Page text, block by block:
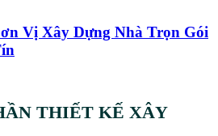
Vị Xây Dựng Nhà Trọn Gói
THIẾT KẾ XÂY